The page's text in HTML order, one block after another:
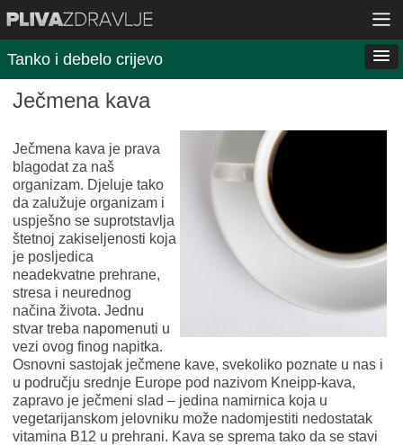
Tanko i debelo crijevo
Ječmena kava
Ječmena kava je prava
blagodat za naš
organizam. Djeluje tako
da zalužuje organizam i
uspješno se suprotstavlja
štetnoj zakiseljenosti koja
je posljedica
neadekvatne prehrane,
stresa i neurednog
načina života. Jednu
stvar treba napomenuti u
vezi ovog finog napitka.
Osnovni sastojak ječmene kave, svekoliko poznate u nas i
u području srednje Europe pod nazivom Kneipp-kava,
zapravo je ječmeni slad – jedina namirnica koja u
vegetarijanskom jelovniku može nadomjestiti nedostatak
vitamina B12 u prehrani. Kava se sprema tako da se stavi